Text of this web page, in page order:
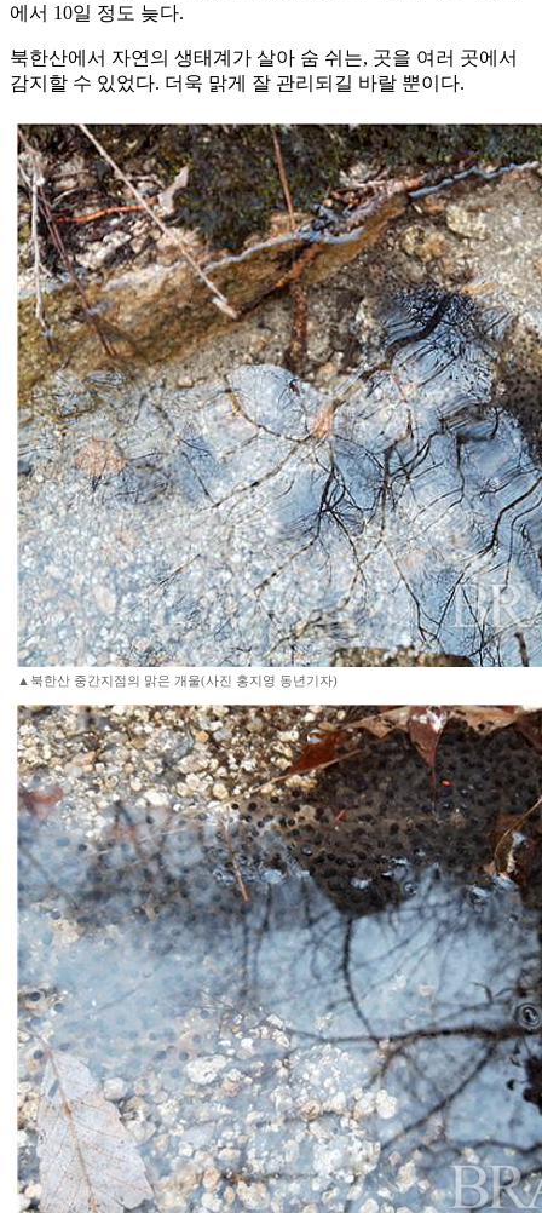
에서 10일 정도 늦다.
북한산에서 자연의 생태계가 살아 숨 쉬는, 곳을 여러 곳에서
감지할 수 있었다. 더욱 맑게 잘 관리되길 바랄 뿐이다.
▲북한산 중간지점의 맑은 개울(사진 홍지영 동년기자)